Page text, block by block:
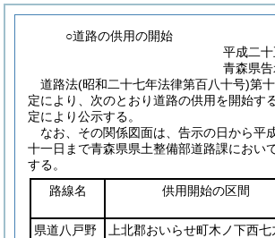
○道路の供用の開始
平成二
青森県
道路法(昭和二十七年法律第百八十号)第
定により、次のとおり道路の供用を開始す
定により公示する。
なお、その関係図面は、告示の日から平
十一日まで青森県県土整備部道路課におい
する。
路線名
供用開始の区間
県道八戸野
上北郡おいらせ町木ノ下西七